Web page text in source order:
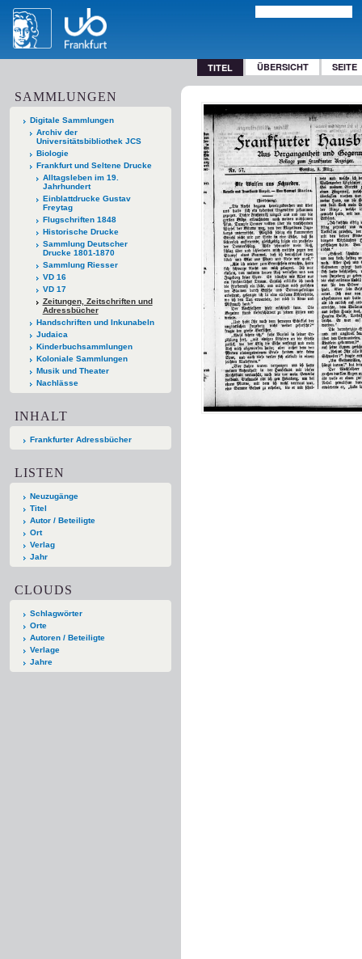
TITEL ÜBERSICHT SEITE
SAMMLUNGEN
Digitale Sammlungen
Archiv der
Universitätsbibliothek JCS
Biologie
Frankfurt und Seltene Drucke
Alltagsleben im 19.
Jahrhundert
Einblattdrucke Gustav
Freytag
Flugschriften 1848
Historische Drucke
Sammlung Deutscher
Drucke 1801-1870
Sammlung Riesser
VD 16
VD 17
Zeitungen, Zeitschriften und
Adressbücher
Handschriften und Inkunabeln
Judaica
Kinderbuchsammlungen
Koloniale Sammlungen
Musik und Theater
Nachlässe
INHALT
Frankfurter Adressbücher
LISTEN
Neuzugänge
Titel
Autor / Beteiligte
Ort
Verlag
Jahr
CLOUDS
Schlagwörter
Orte
Autoren / Beteiligte
Verlage
Jahre